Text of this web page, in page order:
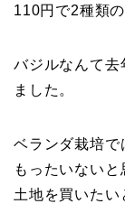
110円で2種類
バジルなんて去
ました。
ベランダ栽培で
もったいない
土地を買いたい